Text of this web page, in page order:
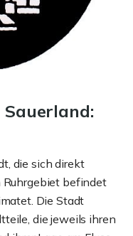
die sich direkt
Ruhrgebiet befindet
Die Stadt
die jeweils ihren